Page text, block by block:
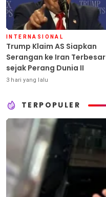
INTERNASIONAL
Trump Klaim AS Siapkan
Serangan ke Iran Terbesar
sejak Perang Dunia II
3 hari yang lalu
TERPOPULER